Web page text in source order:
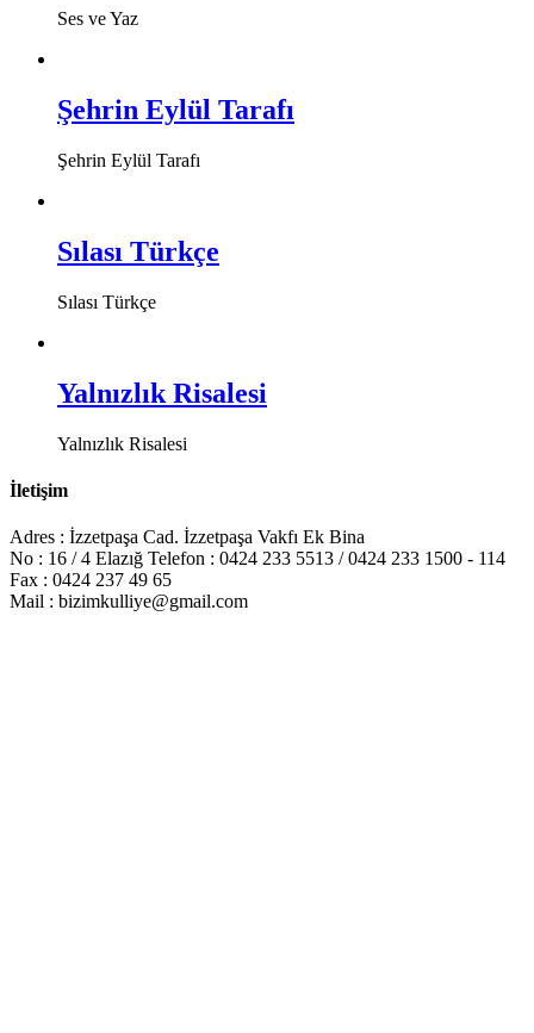
Ses ve Yaz
Şehrin Eylül Tarafı
Şehrin Eylül Tarafı
Sılası Türkçe
Sılası Türkçe
Yalnızlık Risalesi
Yalnızlık Risalesi
İletişim
Adres : İzzetpaşa Cad. İzzetpaşa Vakfı Ek Bina
No : 16 / 4 Elazığ Telefon : 0424 233 5513 / 0424 233 1500 - 114
Fax : 0424 237 49 65
Mail : bizimkulliye@gmail.com